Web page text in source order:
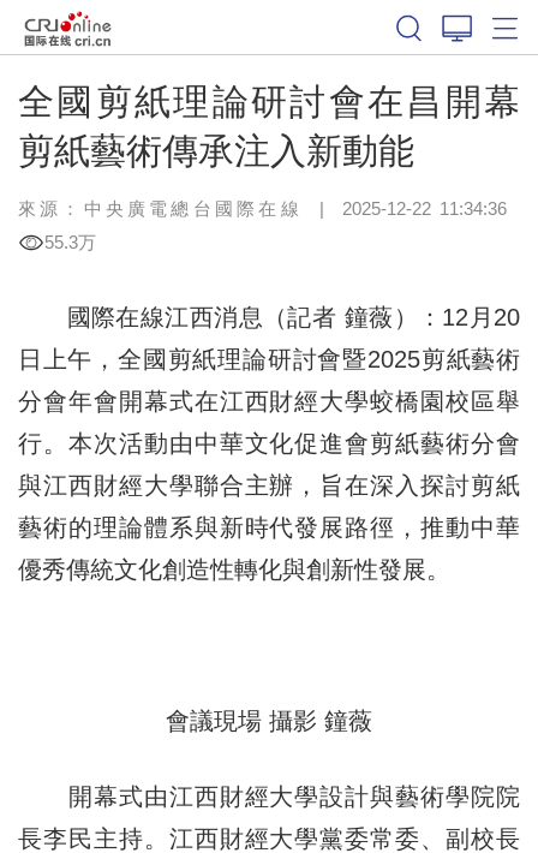
全國剪紙理論研討會在昌開幕
剪紙藝術傳承注入新動能
來源：中央廣電總台國際在線 | 2025-12-22 11:34:36
55.3万
國際在線江西消息（記者 鐘薇）：12月20
日上午，全國剪紙理論研討會暨2025剪紙藝術
分會年會開幕式在江西財經大學蛟橋園校區舉
行。本次活動由中華文化促進會剪紙藝術分會
與江西財經大學聯合主辦，旨在深入探討剪紙
藝術的理論體系與新時代發展路徑，推動中華
優秀傳統文化創造性轉化與創新性發展。
會議現場 攝影 鐘薇
開幕式由江西財經大學設計與藝術學院院
長李民主持。江西財經大學黨委常委、副校長